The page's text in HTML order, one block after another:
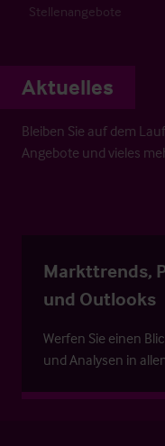
Stellenangebote
Aktuelles
Bleiben Sie auf dem
Angebote und vieles
Markttrends,
und Outlooks
Werfen Sie einen
und Analysen in